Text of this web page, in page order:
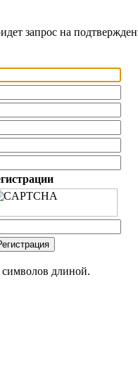
запрос на
длиной.